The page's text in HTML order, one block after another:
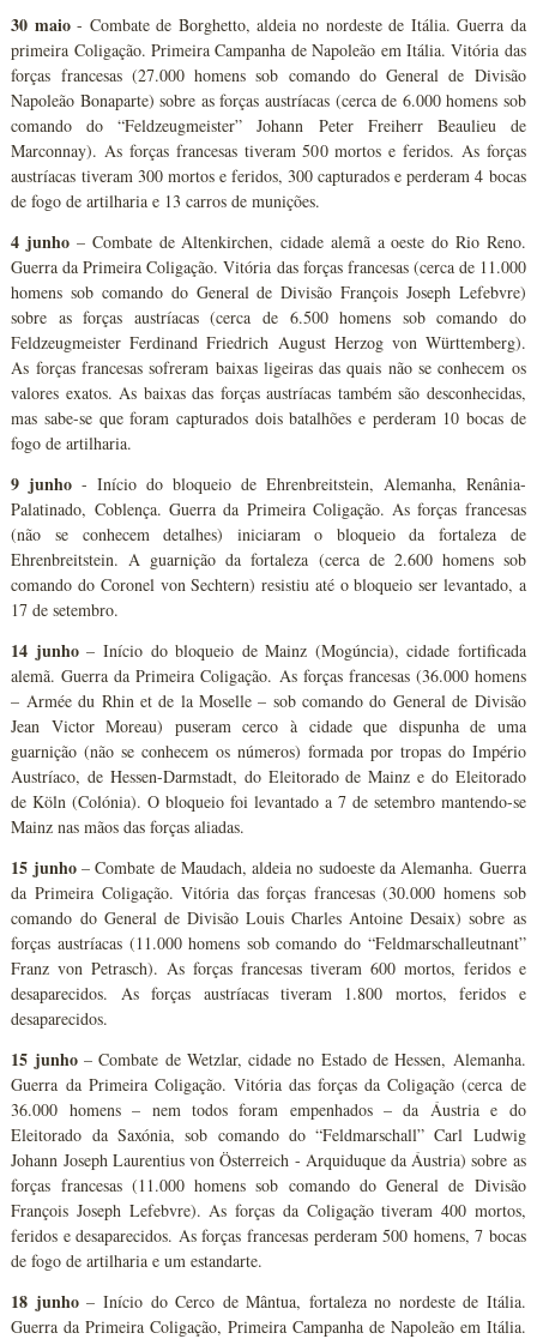
30 maio- Combate de Borghetto, aldeia no nordeste de Itália. Guerra da
primeira Coligação. Primeira Campanha de Napoleão em Itália. Vitória das
forças francesas (27.000 homens sob comando do General de Divisão
Napoleão Bonaparte) sobre as forças austríacas (cerca de 6.000 homens sob
comando do “Feldzeugmeister” Johann Peter Freiherr Beaulieu de
Marconnay). As forças francesas tiveram 500 mortos e feridos. As forças
austríacas tiveram 300 mortos e feridos, 300 capturados e perderam 4 bocas
de fogo de artilharia e 13 carros de munições.
4 junho – Combate de Altenkirchen, cidade alemã a oeste do Rio Reno.
Guerra da Primeira Coligação. Vitória das forças francesas (cerca de 11.000
homens sob comando do General de Divisão François Joseph Lefebvre)
sobre as forças austríacas (cerca de 6.500 homens sob comando do
Feldzeugmeister Ferdinand Friedrich August Herzog von Württemberg).
As forças francesas sofreram baixas ligeiras das quais não se conhecem os
valores exatos. As baixas das forças austríacas também são desconhecidas,
mas sabe-se que foram capturados dois batalhões e perderam 10 bocas de
fogo de artilharia.
9 junho - Início do bloqueio de Ehrenbreitstein, Alemanha, Renânia-
Palatinado, Coblença. Guerra da Primeira Coligação. As forças francesas
(não se conhecem detalhes) iniciaram o bloqueio da fortaleza de
Ehrenbreitstein. A guarnição da fortaleza (cerca de 2.600 homens sob
comando do Coronel von Sechtern) resistiu até o bloqueio ser levantado, a
17 de setembro.
14 junho– Início do bloqueio de Mainz (Mogúncia), cidade fortificada
alemã. Guerra da Primeira Coligação. As forças francesas (36.000 homens
– Armée du Rhin et de la Moselle – sob comando do General de Divisão
Jean Victor Moreau) puseram cerco à cidade que dispunha de uma
guarnição (não se conhecem os números) formada por tropas do Império
Austríaco, de Hessen-Darmstadt, do Eleitorado de Mainz e do Eleitorado
de Köln (Colónia). O bloqueio foi levantado a 7 de setembro mantendo-se
Mainz nas mãos das forças aliadas.
15 junho– Combate de Maudach, aldeia no sudoeste da Alemanha. Guerra
da Primeira Coligação. Vitória das forças francesas (30.000 homens sob
comando do General de Divisão Louis Charles Antoine Desaix) sobre as
forças austríacas (11.000 homens sob comando do “Feldmarschalleutnant”
Franz von Petrasch). As forças francesas tiveram 600 mortos, feridos e
desaparecidos. As forças austríacas tiveram 1.800 mortos, feridos e
desaparecidos.
15 junho– Combate de Wetzlar, cidade no Estado de Hessen, Alemanha.
Guerra da Primeira Coligação. Vitória das forças da Coligação (cerca de
36.000 homens – nem todos foram empenhados – da Áustria e do
Eleitorado da Saxónia, sob comando do “Feldmarschall” Carl Ludwig
Johann Joseph Laurentius von Österreich - Arquiduque da Áustria) sobre as
forças francesas (11.000 homens sob comando do General de Divisão
François Joseph Lefebvre). As forças da Coligação tiveram 400 mortos,
feridos e desaparecidos. As forças francesas perderam 500 homens, 7 bocas
de fogo de artilharia e um estandarte.
18 junho– Início do Cerco de Mântua, fortaleza no nordeste de Itália.
Guerra da Primeira Coligação, Primeira Campanha de Napoleão em Itália.